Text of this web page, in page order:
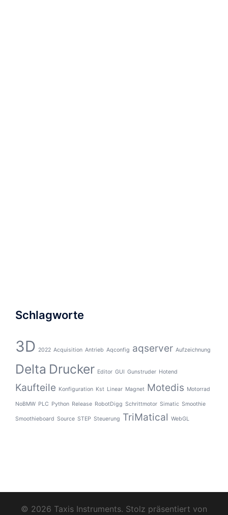
Schlagworte
3D 2022 Acquisition Antrieb Aqconfig aqserver Aufzeichnung
Delta Drucker Editor GUI Gunstruder Hotend
Kaufteile Konfiguration Kst Linear Magnet Motedis Motorrad
NoBMW PLC Python Release RobotDigg Schrittmotor Simatic Smoothie
Smoothieboard Source STEP Steuerung TriMatical WebGL
© 2026 Taxis Instruments. Stolz präsentiert von